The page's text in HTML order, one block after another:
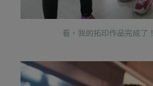
看，我的拓印作品完成了！